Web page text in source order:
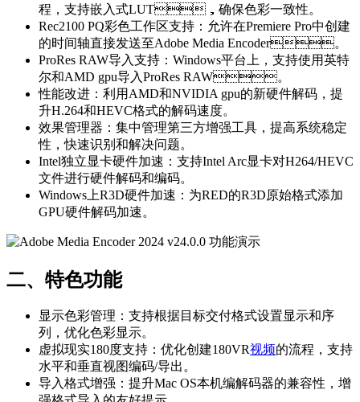
程，支持嵌入式LUT，确保色彩一致性。
Rec2100 PQ彩色工作区支持：允许在Premiere Pro中创建
的时间轴直接发送至Adobe Media Encoder。
ProRes RAW导入支持：Windows平台上，支持使用英特
尔和AMD gpu导入ProRes RAW。
性能改进：利用AMD和NVIDIA gpu的新硬件解码，提
升H.264和HEVC格式的解码速度。
效果管理器：集中管理第三方增强工具，提高系统稳定
性，快速识别和解决问题。
Intel独立显卡硬件加速：支持Intel Arc显卡对H264/HEVC
文件进行硬件解码和编码。
Windows上R3D硬件加速：为RED的R3D原始格式添加
GPU硬件解码加速。
二、特色功能
显示色彩管理：支持根据目标交付格式设置显示和序
列，优化色彩显示。
虚拟现实180度支持：优化创建180VR视频的流程，支持
水平和垂直视图编码/导出。
导入格式增强：提升Mac OS本机编解码器的兼容性，增